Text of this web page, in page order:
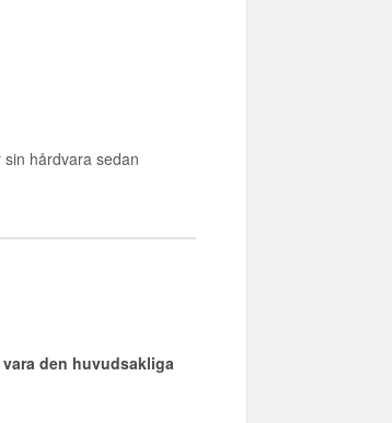
hårdvara sedan
vara den huvudsakliga